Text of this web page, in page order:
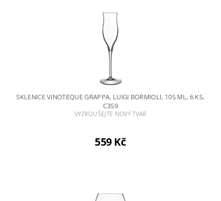
SKLENICE VINOTEQUE GRAPPA, LUIGI BORMIOLI, 105 ML, 6 KS,
C359
VYZKOUŠEJTE NOVÝ TVAR
559 Kč